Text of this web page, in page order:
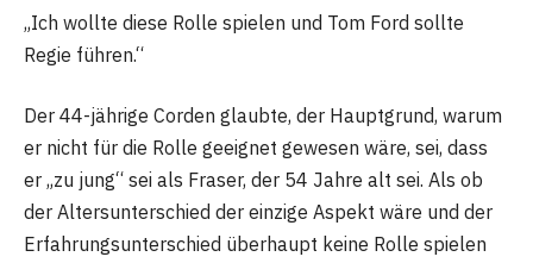
„Ich wollte diese Rolle spielen und Tom Ford sollte
Regie führen.“
Der 44-jährige Corden glaubte, der Hauptgrund, warum
er nicht für die Rolle geeignet gewesen wäre, sei, dass
er „zu jung“ sei als Fraser, der 54 Jahre alt sei. Als ob
der Altersunterschied der einzige Aspekt wäre und der
Erfahrungsunterschied überhaupt keine Rolle spielen